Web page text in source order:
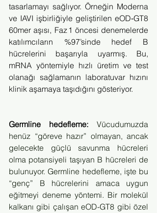
tasarlamayı sağlıyor. Örneğin Moderna
ve IAVI işbirliğiyle geliştirilen eOD‑GT8
60mer aşısı, Faz 1 öncesi denemelerde
katılımcıların %97’sinde hedef B
hücrelerini başarıyla uyarmış. Bu,
mRNA yöntemiyle hızlı üretim ve test
olanağı sağlamanın laboratuvar hızını
klinik aşamaya taşıdığını gösteriyor.
Germline hedefleme: Vücudumuzda
henüz “göreve hazır” olmayan, ancak
gelecekte güçlü savunma hücreleri
olma potansiyeli taşıyan B hücreleri de
bulunuyor. Germline hedefleme, işte bu
“genç” B hücrelerini amaca uygun
eğitmeyi deneme yöntemi. Bir molekül
kalkanı gibi çalışan eOD-GT8 gibi özel